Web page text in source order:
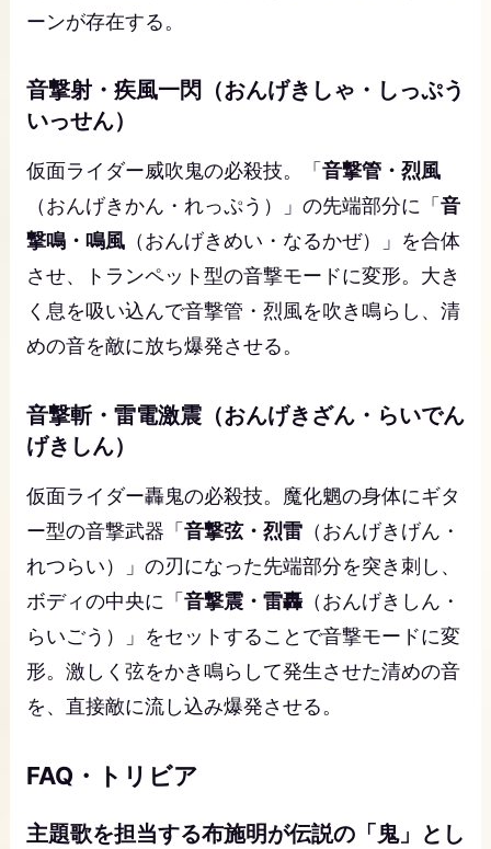
ーンが存在する。
音撃射・疾風一閃（おんげきしゃ・しっぷう
いっせん）
仮面ライダー威吹鬼の必殺技。「 音撃管・烈風
（おんげきかん・れっぷう）」の先端部分に「 音
撃鳴・鳴風（おんげきめい・なるかぜ）」を合体
させ、トランペット型の音撃モードに変形。大き
く息を吸い込んで音撃管・烈風を吹き鳴らし、清
めの音を敵に放ち爆発させる。
音撃斬・雷電激震（おんげきざん・らいでん
げきしん）
仮面ライダー轟鬼の必殺技。魔化魍の身体にギタ
ー型の音撃武器「音撃弦・烈雷（おんげきげん・
れつらい）」の刃になった先端部分を突き刺し、
ボディの中央に「音撃震・雷轟（おんげきしん・
らいごう）」をセットすることで音撃モードに変
形。激しく弦をかき鳴らして発生させた清めの音
を、直接敵に流し込み爆発させる。
FAQ・トリビア
主題歌を担当する布施明が伝説の「鬼」とし